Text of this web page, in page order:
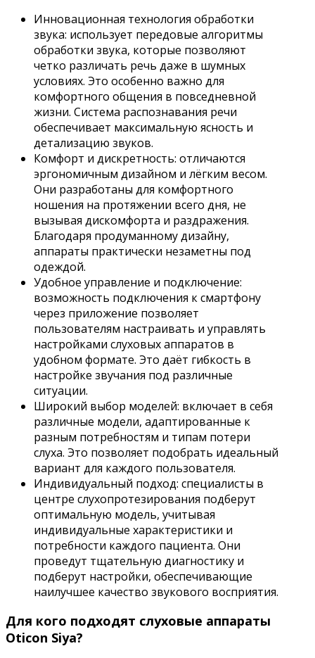
Инновационная технология обработки
звука: использует передовые алгоритмы
обработки звука, которые позволяют
четко различать речь даже в шумных
условиях. Это особенно важно для
комфортного общения в повседневной
жизни. Система распознавания речи
обеспечивает максимальную ясность и
детализацию звуков.
Комфорт и дискретность: отличаются
эргономичным дизайном и лёгким весом.
Они разработаны для комфортного
ношения на протяжении всего дня, не
вызывая дискомфорта и раздражения.
Благодаря продуманному дизайну,
аппараты практически незаметны под
одеждой.
Удобное управление и подключение:
возможность подключения к смартфону
через приложение позволяет
пользователям настраивать и управлять
настройками слуховых аппаратов в
удобном формате. Это даёт гибкость в
настройке звучания под различные
ситуации.
Широкий выбор моделей: включает в себя
различные модели, адаптированные к
разным потребностям и типам потери
слуха. Это позволяет подобрать идеальный
вариант для каждого пользователя.
Индивидуальный подход: специалисты в
центре слухопротезирования подберут
оптимальную модель, учитывая
индивидуальные характеристики и
потребности каждого пациента. Они
проведут тщательную диагностику и
подберут настройки, обеспечивающие
наилучшее качество звукового восприятия.
Для кого подходят слуховые аппараты
Oticon Siya?